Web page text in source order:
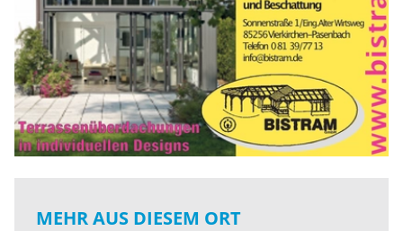
MEHR AUS DIESEM ORT